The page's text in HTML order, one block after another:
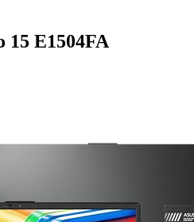
15 E1504FA